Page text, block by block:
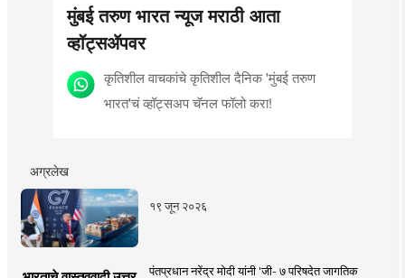
मुंबई तरुण भारत न्यूज मराठी आता
व्हॉट्सॲपवर
कृतिशील वाचकांचे कृतिशील दैनिक 'मुंबई तरुण
भारत'चं व्हॉट्सअप चॅनल फॉलो करा!
अग्रलेख
१९ जून २०२६
पंतप्रधान नरेंद्र मोदी यांनी 'जी- ७ परिषदेत जागतिक